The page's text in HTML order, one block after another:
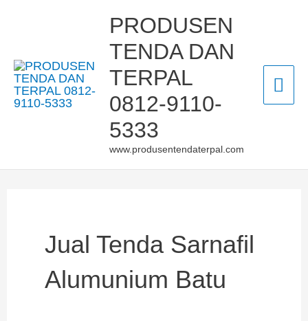
PRODUSEN
TENDA DAN
TERPAL
0812-9110-
5333
www.produsentendaterpal.com
Jual Tenda Sarnafil
Alumunium Batu